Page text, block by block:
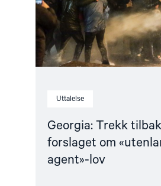
Uttalelse
Georgia: Trekk
forslaget om
agent»-lov
agent»-
lov"